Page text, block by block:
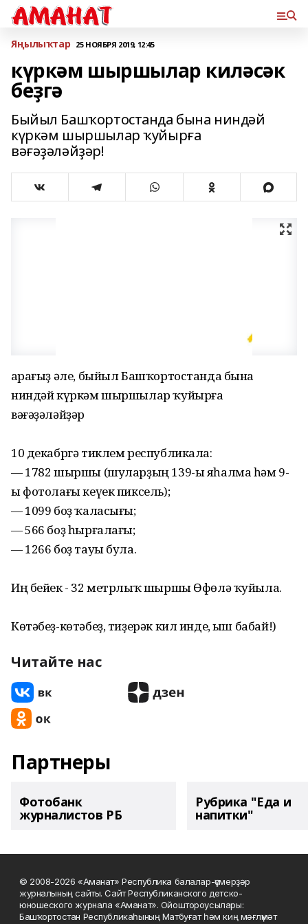
Яңылыҡтар 25 НОЯБРЯ 2019, 12:45
күркәм шыршылар киләсәк
беҙгә
Быйыл Башҡортостанда бына ниндәй
күркәм шыршылар ҡуйырға
вәғәҙәләйҙәр!
Ҡарағыҙ әле, быйыл Башҡортостанда бына
ниндәй күркәм шыршылар ҡуйырға
вәғәҙәләйҙәр
10 декабргә тиклем республикала:
— 1782 шыршы (шуларҙың 139-ы яһалма һәм 9-
ы фотолағы кеүек пиксель);
— 1099 боҙ ҡаласығы;
— 566 боҙ һырғалағы;
— 1266 боҙ тауы була.
Иң бейек - 32 метрлыҡ шыршы Өфөлә ҡуйыла.
Көтәбеҙ-көтәбеҙ, тиҙерәк кил инде, Ҡыш бабай!)
Читайте нас
Партнеры
Фотобанк
журналистов РБ
Рубрика "Еда и
напитки"
© 2008-2026 «Аманат» Республика балалар-үҫмерҙәр
журналының сайты. Сайт Республиканского детско-
юношеского журнала «Аманат». Ойоштороусылары:
Башҡортостан Республикаһының Матбуғат һәм киң мәғлүмәт